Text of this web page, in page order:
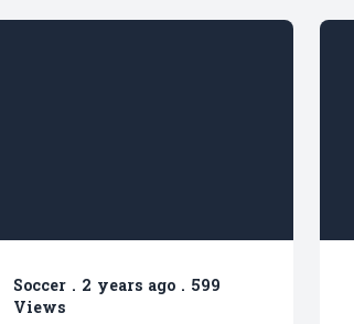
Soccer . 2 years ago . 599
Views